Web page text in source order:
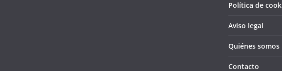
Política de
Aviso legal
Quiénes somos
Contacto